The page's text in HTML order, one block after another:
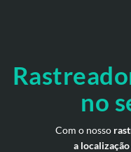
no
Com o nosso
a